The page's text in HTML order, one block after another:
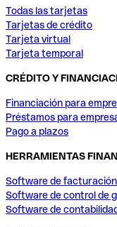
Todas las tarjetas
Tarjetas de crédito
Tarjeta virtual
Tarjeta temporal
CRÉDITO Y
Financiación para
Préstamos para
Pago a plazos
HERRAMIENTAS
Software de facturación
Software de control de
Software de